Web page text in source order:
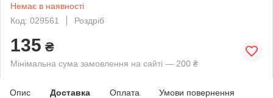
Немає в наявності
Код: 029561
Роздріб
135 ₴
Мінімальна сума замовлення на сайті — 200 ₴
Опис Доставка Оплата Умови повернення